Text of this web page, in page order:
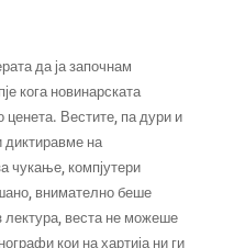
да ја започнам
кога новинарската
Вестите, па дури и
диктиравме на
чукање, компјутери
внимателно беше
лектура, веста не можеше
кои на хартија ни ги